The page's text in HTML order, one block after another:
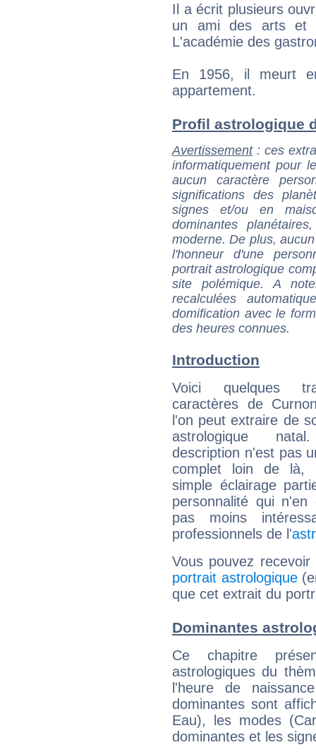
Il a écrit plusieurs
un ami des arts et
L'académie des
En 1956, il meurt
appartement.
Profil astrologique
Avertissement: ces
informatiquement pour
aucun caractère
significations des
signes et/ou en
dominantes
moderne. De plus,
l'honneur d'une
portrait astrologique
site polémique. A
recalculées
domification avec le
des heures connues.
Introduction
Voici quelques
caractères de
l'on peut extraire de
astrologique
description n'est pas
complet loin de là,
simple éclairage
personnalité qui n'en
pas moins
professionnels de l'
Vous pouvez
portrait astrologique
que cet extrait du
Dominantes
Ce chapitre
astrologiques du
l'heure de
dominantes sont
Eau), les modes
dominantes et les